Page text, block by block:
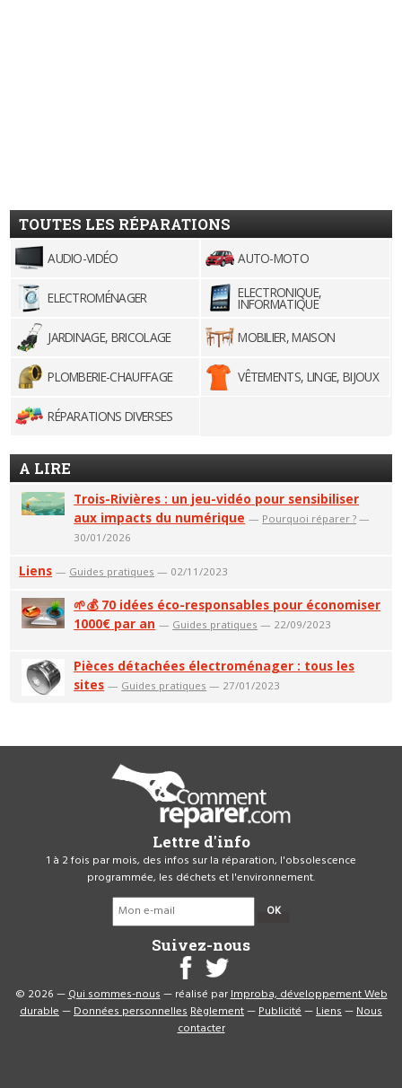
TOUTES LES RÉPARATIONS
AUDIO-VIDÉO AUTO-MOTO
ELECTROMÉNAGER ELECTRONIQUE,
INFORMATIQUE
JARDINAGE, BRICOLAGE
MOBILIER, MAISON
PLOMBERIE-CHAUFFAGE VÊTEMENTS, LINGE, BIJOUX
RÉPARATIONS DIVERSES
A LIRE
Trois-Rivières : un jeu-vidéo pour sensibiliser
aux impacts du numérique — Pourquoi réparer ? —
30/01/2026
Liens — Guides pratiques — 02/11/2023
🌱💰 70 idées éco-responsables pour économiser
1000€ par an — Guides pratiques — 22/09/2023
Pièces détachées électroménager : tous les
sites — Guides pratiques — 27/01/2023
Lettre d'info
1 à 2 fois par mois, des infos sur la réparation, l'obsolescence
programmée, les déchets et l'environnement.
OK
Suivez-nous
© 2026 —Qui sommes-nous— réalisé parImproba, développement Web
durable—Données personnellesRèglement—Publicité—Liens—Nous
contacter